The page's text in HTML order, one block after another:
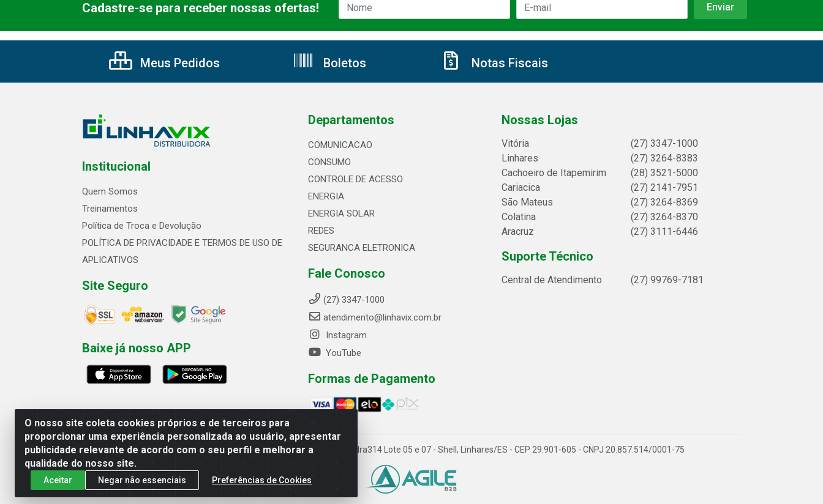
O nosso site coleta cookies próprios e de terceiros para
proporcionar uma experiência personalizada ao usuário, apresentar
publicidade relevante de acordo com o seu perfil e melhorar a
qualidade do nosso site.
Aceitar Negar não essenciais Preferências de Cookies
Cadastre-se para receber nossas ofertas!
Meus Pedidos Boletos Notas Fiscais
Institucional
Quem Somos
Treinamentos
Política de Troca e Devolução
POLÍTICA DE PRIVACIDADE E TERMOS DE USO DE
APLICATIVOS
Site Seguro
Baixe já nosso APP
Departamentos
COMUNICACAO
CONSUMO
CONTROLE DE ACESSO
ENERGIA
ENERGIA SOLAR
REDES
SEGURANCA ELETRONICA
Fale Conosco
(27) 3347-1000
atendimento@linhavix.com.br
Instagram
YouTube
Formas de Pagamento
Nossas Lojas
Vitória
(27) 3347-1000
Linhares
(27) 3264-8383
Cachoeiro de Itapemirim
(28) 3521-5000
Cariacica
(27) 2141-7951
São Mateus
(27) 3264-8369
Colatina
(27) 3264-8370
Aracruz
(27) 3111-6446
Suporte Técnico
Central de Atendimento (27) 99769-7181
Linhavix Distribuidora LTDA - Avenida Alegre, 2521 - Quadra314 Lote 05 e 07 - Shell, Linhares/ES - CEP 29.901-605 - CNPJ 20.857.514/0001-75